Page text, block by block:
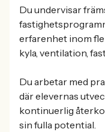
Du undervisar
erfarenhet inom
kyla, ventilation,
Du arbetar med
där elevernas
kontinuerlig
sin fulla potential.